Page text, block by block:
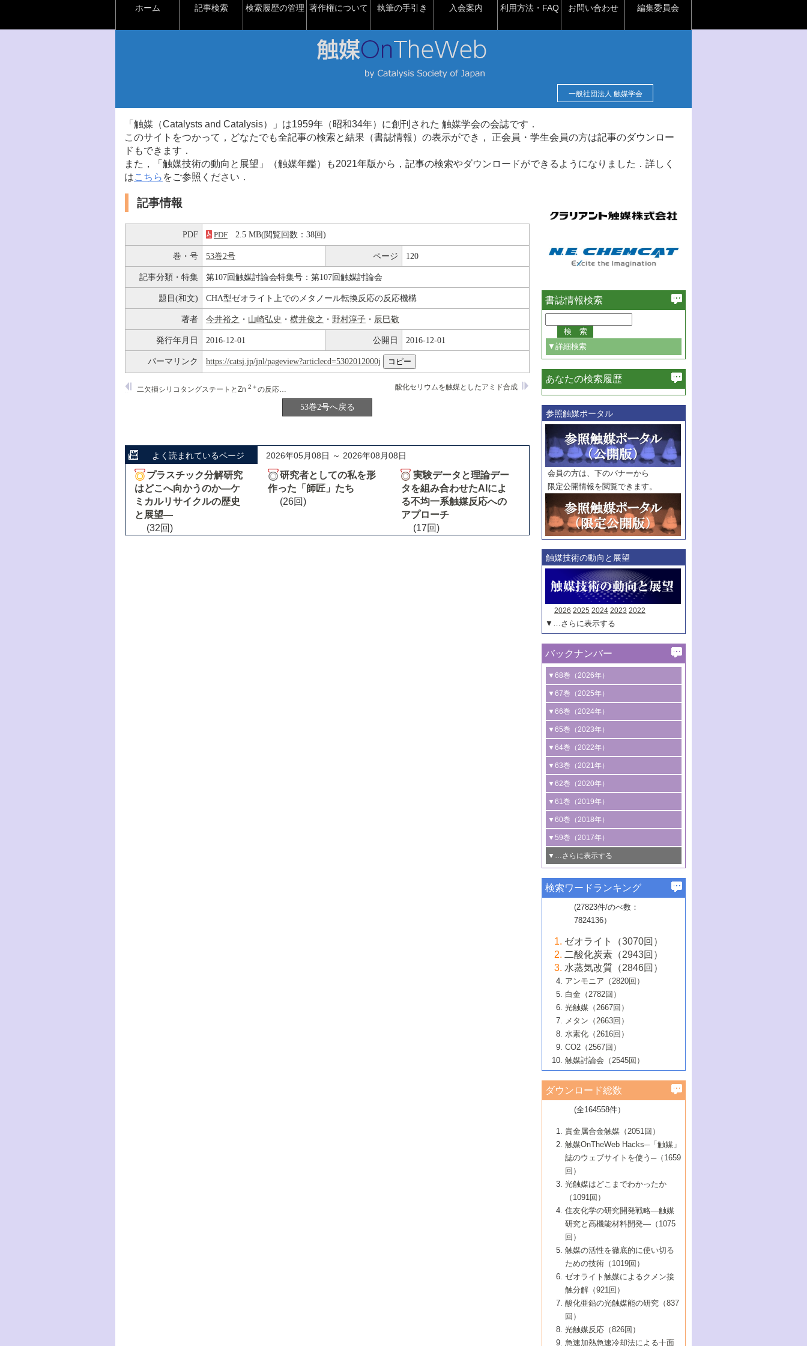
ホーム 記事検索 検索履歴の管理 著作権について 執筆の手引き 入会案内 利用方法・FAQ お問い合わせ 編集委員会
一般社団法人 触媒学会
「触媒（Catalysts and Catalysis）」は1959年（昭和34年）に創刊された 触媒学会の会誌です．
このサイトをつかって，どなたでも全記事の検索と結果（書誌情報）の表示ができ， 正会員・学生会員の方は記事のダウンロー
ドもできます．
また，「触媒技術の動向と展望」（触媒年鑑）も2021年版から，記事の検索やダウンロードができるようになりました．詳しく
はこちら をご参照ください．
記事情報
PDF PDF 2.5 MB(閲覧回数：38回)
巻・号 53巻2号 ページ 120
記事分類・特集 第107回触媒討論会特集号：第107回触媒討論会
題目(和文) CHA型ゼオライト上でのメタノール転換反応の反応機構
著者 今井裕之 ・ 山崎弘史 ・ 横井俊之 ・ 野村淳子 ・ 辰巳敬
発行年月日 2016-12-01 公開日 2016-12-01
パーマリンク https://catsj.jp/jnl/pageview?articlecd=5302012000j
酸化セリウムを触媒としたアミド合成
二欠損シリコタングステートとZn 2＋の反応による新規サンドイッチ型シリコタングステートの合成と酸化触媒特性
53巻2号へ戻る
よく読まれているページ 2026年05月08日 ～ 2026年08月08日
プラスチック分解研究
はどこへ向かうのか―ケ
ミカルリサイクルの歴史
と展望―
(32回)
研究者としての私を形
作った「師匠」たち
(26回)
実験データと理論デー
タを組み合わせたAIによ
る不均一系触媒反応への
アプローチ
(17回)
書誌情報検索
▼詳細検索
必ず含む
巻・号指定
巻
号
範囲指定
巻
号～
巻
号
触媒年鑑
年度
記事種別
マーク：
マークあり
あなたの検索履歴
参照触媒ポータル
会員の方は、下のバナーから
限定公開情報を閲覧できます。
触媒技術の動向と展望
2026 2025 2024 2023 2022
▼…さらに表示する
バックナンバー
▼68巻（2026年）
1号 過酸化水素合成に関する研究動向
2号 コンピューター技術により加速する
触媒開発
3号 有機分子変換やCO 資源化のための
光触媒に関する最近の研究
B号 第137回触媒討論会（2026年）
▼67巻（2025年）
1号 CO
水素化によるグリーン燃料/グリ
ーンケミカル製造
2号 水素製造のための水分解技術に関す
る最近の研究
3号 オレフィン系樹脂の精密合成に関す
る最新技術
4号 アルコール類の効率的変換を実現す
る非貴金属触媒の研究動向
5号 ゼオライトの合成と応用における研
究動向
6号 ヘテロ接合界面
B号 第135回触媒討論会（2025年）
▼66巻（2024年）
1号 低次元ナノ構造を有する触媒材料
2号 規制反応場を活用した固体触媒研究
の新展開
3号 未踏分子変換を目指した酸化触媒プ
ロセスの最前線
4号 シンクロトロン放射光および中性子
線を利用した触媒解析技術の最先端
5号 単原子触媒
6号 参照触媒委員会からのお知らせ
B号 第133回触媒討論会（2023年）
▼65巻（2023年）
1号 炭素が関わる触媒機能
2号 プラスチックケミカルリサイクルの
ための触媒技術
3号 非酸化物系金属化合物を基盤とした
触媒材料の開発
4号 格子酸素・格子酸素欠陥を利用した
触媒反応
5号 生体触媒によるエネルギー変換反応
6号 窒素とリンの循環のための触媒・機
能性材料
▼64巻（2022年）
1号 合成ガス製造とCOを用いるケミカル
ズ合成の最新動向
2号 化学品合成のための合金触媒開発
3号 CO の排出削減および有効活用のた
めの触媒技術
4号 若手による情報発信企画～とびたて
若き触媒の研究者たち～（1）
若き触媒の研究者たち～（2）
6号 石油のノーブル・ユースを志向した
触媒技術
大学：オンライン・対面開催）
▼63巻（2021年）
1号 金触媒の新展開
2号 ペロブスカイト
3号 特殊反応場を利用した触媒的分子変
換反応
4号 多孔質材料を用いた触媒の新展開
5号 情報学的手法を用いた触媒開発
6号 カーボンニュートラルに向けた電解
技術
B号 第127回触媒討論会（2021年・オン
ライン開催(Zoom)のみ）
▼62巻（2020年）
1号 触媒設計を拓く欠陥構造のキャラク
タリゼーション
2号 機能化学品製造に資するクリーンな
触媒的酸化反応
3号 水処理のための触媒化学
4号 光触媒を用いた水分解の最新の研究
動向
5号 次世代の触媒プロセスを支えるマイ
6号 メタン転換技術の最新動向
B号 第125回触媒討論会（2020年・工学
院大学）
▼61巻（2019年）
1号 物質移動制御に着目した触媒プロセ
ス開発
2号 CO2 フリー水素サプライチェーンに
関わる触媒開発動向
3号 精密高分子合成に関する最近の研究
動向
4号 バイオマス化成品製造のための触媒
5号 固体触媒による含窒素有機化合物変
換の最前線
6号 貴金属使用量低減に向けた自動車排
ガス浄化触媒の開発
B号 第123回触媒討論会（2019年・大阪
▼60巻（2018年）
1号 固体酸触媒の最新の研究動向
2号 二酸化炭素からの有用化学品合成
3号 ナノ粒子・クラスター触媒の最前線
4号 60周年記念企画
5号 進化するゼオライト合成技術
6号 非貴金属系触媒における電気化学的
B号 第121回触媒討論会（2018年・東京
大学）
▼59巻（2017年）
1号 いたるところに，触媒
最先端技術
3号 無機分離膜材料の開発と触媒反応プ
ロセスへの適用
5号 水素のふるまいを解き明かす最先端
研究
6号 低級アルカンの有効利用のための触
媒技術
B号 第119回触媒討論会（2017年・首都
大学東京）
▼…さらに表示する
1号 ユニークな構造の高分子を生み出す触
2号 リグニンからの化成品製造に向けた触
媒技術
3号 触媒研究の最先端～とびたて若き研究
者たち～（1）
4号 触媒研究の最先端～とびたて若き研究
者たち～（2）
5号 触媒研究の最先端～とびたて若き研究
者たち～（3）
6号 イオニクス材料と燃料電池・電解合成
の最新の研究動向
B号 第117回触媒討論会（2016年・大阪府
立大学）
▼57巻（2015年）
1号 水素キャリアにかかわる触媒技術の新
2号 石油精製用触媒の最近の進展
3号 固体酸化物形燃料電池（SOFC）におけ
るアノード触媒上での燃料直接改質技術
4号 コアシェル構造の制御による触媒機能
5号 工業触媒およびその周辺技術の最近の
進歩
6号 ナノシート
B号 第115回触媒討論会（2015年・成蹊大
▼56巻（2014年）
2号 光触媒反応機構に関する最新の研究動
向
開発動向
4号 人工光合成に向けた近年のアプローチ
5号 未利用熱エネルギーの有効活用に貢献
する触媒技術
6号 ポリオキソメタレート
B号 第113回触媒討論会（2014年・ロワジ
ールホテル豊橋）
1号 高耐久性燃料電池システム用触媒にお
ける新展開
2号 リビングラジカル重合の最近の動向
3号 天然ガスの化学工業的展開に関する触
媒技術
4号 貴金属触媒の精密構造制御とその活用
5号 バイオマス化成品製造のための固体触
6号 ナノ空間─吸着状態解析から新機能開拓
B号 第111回触媒討論会（2013年・関西大
▼54巻（2012年）
1号 規則性多孔体の利用技術における最近
の進歩
2号 第109回触媒討論会
3号 貴金属低減技術の最新動向
4号 貴金属代替技術の最新動向
5号 光触媒による物質変換反応の新展開
6号 グラフェン
7号 水素を利用する化成品合成の新潮流
▼53巻（2011年）
1号 金属学から見る合金触媒の新展開
2号 第107回触媒討論会
3号 触媒のその場観察法の進歩（１）
4号 触媒のその場観察法の進歩（２）
5号 不活性結合の触媒的活性化による有機
合成
6号 新しい固体酸触媒技術
7号 ゼオライト合成における最近の進歩
▼52巻（2010年）
1号 触媒の劣化対策と長寿命触媒開発
2号 第105回触媒討論会
3号 ナノ構造が拓く新機能
4号 活性サイトおよびその環境の精密な設
計による触媒の高機能化
5号 触媒を有効に使うための技術
7号 有機分子触媒による精密有機合成
8号 高機能化ポリオレフィンに向けた重合
触媒の最近の進展
1号 炭素材料－熱い注目を集める材料－
2号 第103回触媒討論会
3号 環境浄化用光触媒の現状と課題
4号 水素社会の実現に向けた水素製造・貯
蔵技術の進歩
5号 CO2が関わる触媒・材料
7号 持続可能社会実現のための触媒および
触媒関連技術
▼50巻（2008年）
1号 触媒化学と学会のこの10年，半世紀，
そして未来
2号 第101回触媒討論会
4号 錯体を利用したユニークな表面構造の
構築と機能
5号 若手会員による触媒研究の未来展望1：
企業編
6号 第102回触媒討論会
7号 触媒・化学反応における計算化学の進
8号 若手研究者による触媒研究の未来展望
2：大学・研究所編
▼49巻（2007年）
1号 含フッ素化合物の合成と触媒
2号 第99回触媒討論会
3号 実用的ファインケミカル合成プロセス
を実現する触媒
5号 こんな物質，あんな物質―新たな触媒
の可能性―
7号 『結晶の化学』を活かした触媒研究
8号 イオン液体の応用
▼48巻（2006年）
1号 固体酸触媒の最近の進歩
2号 第97回触媒討論会
3号 リビング重合触媒の最近の展開
5号 水素製造・貯蔵のための触媒技術の新
しい展開
6号 第98回触媒討論会
7号 基礎化学品製造の触媒技術
8号 多機能型リアクター
1号 最近の触媒担体とその効果
2号 第95回触媒討論会
4号 水分解用光触媒材料
5号 時間分解分光の進歩と応用
6号 第96回触媒討論会
8号 超臨界流体を用いた化学プロセスの新
▼46巻（2004年）
1号 部分酸化反応触媒の最前線
2号 第93回触媒討論会
3号 特殊エネルギー場の触媒反応
4号 生体内における金属の触媒作用
5号 ファインケミカルズの展開に寄与する
6号 第94回触媒討論会
7号 サブナノレベルでみた新しい表面現象
8号 オレフィン重合触媒の新たな展
▼45巻（2003年）
1号 なぜこの触媒が良いのか？
2号 第91回触媒討論会
3号 最近の自動車排ガス処理技術
4号 触媒研究の現状と将来─第90回触媒討論
5号 基礎化学品製造の触媒技術
6号 第92回触媒討論会
7号 基礎化学品製造の触媒技術
8号 資源の循環と触媒技術
▼44巻（2002年）
1号 高次制御された触媒の化学
2号 第89回触媒討論会
3号 触媒を利用した電気化学の新展開
4号 ナノ材料の調製と機能化
5号 こんな触媒が欲しい
6号 第90回触媒討論会
7号 触媒研究と学術雑誌/情報
8号 若い世代からみた触媒化学の現状と未
▼43巻（2001年）
1号 グリーンケミストリーと触媒
2号 第87回触媒討論会特集号
3号 生体触媒とバイオプロセス
4号 水素製造・利用の触媒化学
5号 触媒研究における新しい切り口：コン
ビナトリアルケミストリー
6号 第88回触媒討論会特集号
7号 企業における触媒研究のブレークスル
8号 この材料を触媒として使ってみません
▼42巻（2000年）
1号 触媒反応工学の明日を拓く
2号 第85回触媒討論会
3号 反応ダイナミクス
5号 触媒のおもしろさをどのように伝える
6号 第86回触媒討論会
7号 水素化精製触媒の新しい展開
8号 新しい反応性と機能性を目指した金属
クラスタ-化学
▼41巻（1999年）
1号 孔、穴、あな?-特異な空間とその利用-
2号 第83回触媒討論会
3号 均一系触媒反応最前線
4号 実用炭素材料の新展開
5号 研究の方法論を考える
7号 機能性金属材料と触媒
8号 触媒研究へのNMRの応用と展望
▼40巻（1998年）
進展と21世紀への提言/創立40周年記念・触
媒学会この10年の歩みとこれから/創立40周
2号 第81回触媒討論会
3号 計算機触媒化学へのさそい
4号 触媒劣化の制御と予測
5号 最新の実用プロセスと触媒
6号 第82回触媒討論会
1号 均一系と不均一系触媒反応-その特徴と
接点
2号 第79回触媒討論会
3号 最新NO除去触媒の実用化研究
4号 新しい反応場を目指した触媒調製
5号 反応・分離技術の新しい展開
6号 第80回触媒討論会
▼38巻（1996年）
1号 触媒の構造と触媒作用/C1化学を中心と
する21世紀への触媒
3号 オリンピックメダル:金・銀・銅はどん
な触媒作用を示すか
4号 触媒作用における機能の複合化
▼37巻（1995年）
1号 ファインケミカルズと固体触媒
2号 第75回触媒討論会
3号 希土類を利用した触媒
4号 触媒とリサイクル
5号 エネルギー変換触媒
▼36巻（1994年）
1号 電気化学と触媒
2号 第73回触媒討論会
3号 C4化学の展開
4号 《通常号》
▼35巻（1993年）
1号 工業触媒開発マニュアル―探索から工
業化まで
2号 第71回触媒討論会
▼34巻（1992年）
1号 インパクトを与えたこの研究
2号 第69回触媒討論会
▼33巻（1991年）
1号 触媒プロセス開発マニュアル―探索か
▼32巻（1990年）
検索ワードランキング
(27823件/のべ数：
7824136）
ゼオライト（3070回）
二酸化炭素（2943回）
水蒸気改質（2846回）
アンモニア（2820回）
白金（2782回）
光触媒（2667回）
メタン（2663回）
水素化（2616回）
CO2（2567回）
触媒討論会（2545回）
ダウンロード総数
(全164558件）
貴金属合金触媒（2051回）
触媒OnTheWeb Hacks─「触媒」
誌のウェブサイトを使う─（1659
回）
光触媒はどこまでわかったか
（1091回）
住友化学の研究開発戦略―触媒
研究と高機能材料開発―（1075
回）
触媒の活性を徹底的に使い切る
ための技術（1019回）
ゼオライト触媒によるクメン接
触分解（921回）
酸化亜鉛の光触媒能の研究（837
回）
光触媒反応（826回）
急速加熱急速冷却法による十面